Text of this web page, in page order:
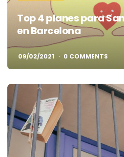
Top 4 planes para
en Barcelona
09/02/2021 0 COMMENTS